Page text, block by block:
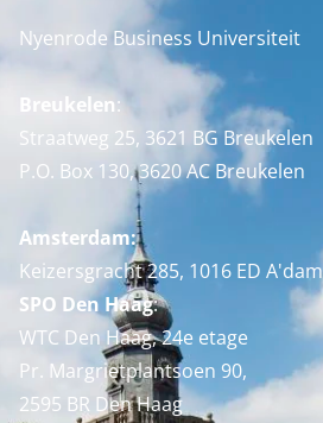
Nyenrode Business Universiteit
Breukelen:
Straatweg 25, 3621 BG Breukelen
P.O. Box 130, 3620 AC Breukelen
Amsterdam:
Keizersgracht 285, 1016 ED A'dam
SPO Den Haag:
WTC Den Haag, 24e etage
Pr. Margrietplantsoen 90,
2595 BR Den Haag